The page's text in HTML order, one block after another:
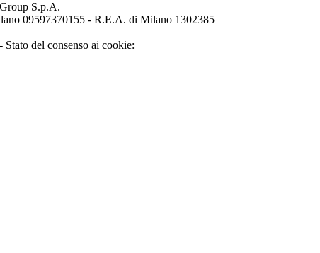
S.p.A.
09597370155 - R.E.A. di Milano 1302385
- Stato del consenso ai cookie: